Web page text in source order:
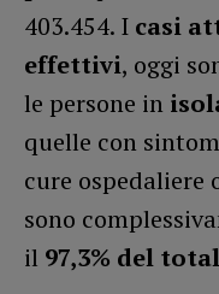
403.454. I casi
effettivi, oggi
le persone in
quelle con
cure
sono
il 97,3% del